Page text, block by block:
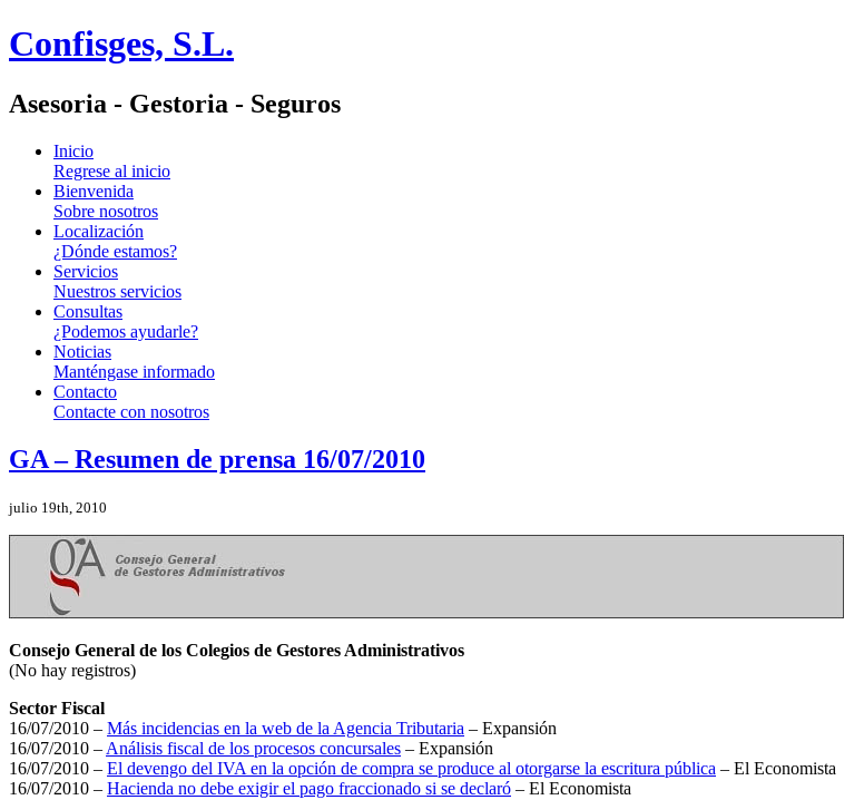
Confisges, S.L.
Asesoria - Gestoria - Seguros
Inicio
Regrese al inicio
Bienvenida
Sobre nosotros
Localización
¿Dónde estamos?
Servicios
Nuestros servicios
Consultas
¿Podemos ayudarle?
Noticias
Manténgase informado
Contacto
Contacte con nosotros
GA – Resumen de prensa 16/07/2010
julio 19th, 2010
Consejo General de los Colegios de Gestores Administrativos
(No hay registros)
Sector Fiscal
16/07/2010 – Más incidencias en la web de la Agencia Tributaria – Expansión
16/07/2010 – Análisis fiscal de los procesos concursales – Expansión
16/07/2010 – El devengo del IVA en la opción de compra se produce al otorgarse la escritura pública – El Economista
16/07/2010 – Hacienda no debe exigir el pago fraccionado si se declaró – El Economista